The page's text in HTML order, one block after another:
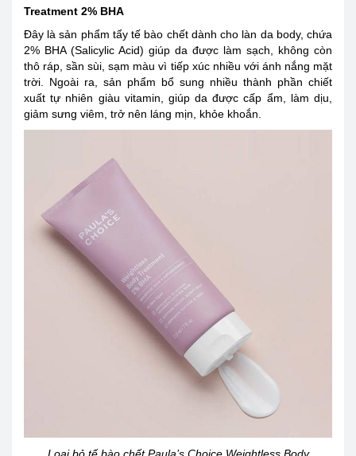
Treatment 2% BHA
Đây là sản phẩm tẩy tế bào chết dành cho làn da body, chứa
2% BHA (Salicylic Acid) giúp da được làm sạch, không còn
thô ráp, sần sùi, sạm màu vì tiếp xúc nhiều với ánh nắng mặt
trời. Ngoài ra, sản phẩm bổ sung nhiều thành phần chiết
xuất tự nhiên giàu vitamin, giúp da được cấp ẩm, làm dịu,
giảm sưng viêm, trở nên láng mịn, khỏe khoắn.